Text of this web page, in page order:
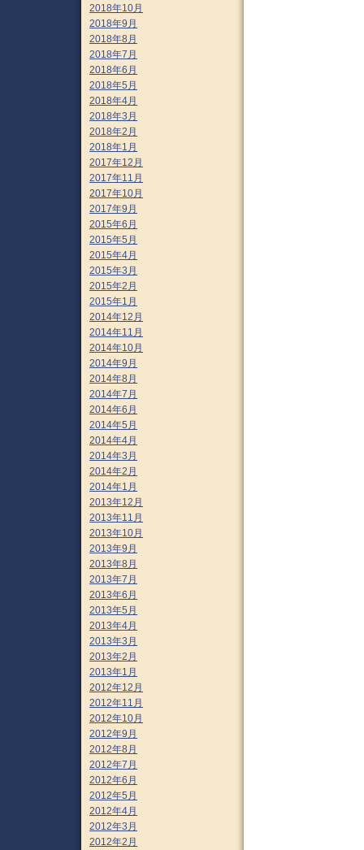
2018年10月
2018年9月
2018年8月
2018年7月
2018年6月
2018年5月
2018年4月
2018年3月
2018年2月
2018年1月
2017年12月
2017年11月
2017年10月
2017年9月
2015年6月
2015年5月
2015年4月
2015年3月
2015年2月
2015年1月
2014年12月
2014年11月
2014年10月
2014年9月
2014年8月
2014年7月
2014年6月
2014年5月
2014年4月
2014年3月
2014年2月
2014年1月
2013年12月
2013年11月
2013年10月
2013年9月
2013年8月
2013年7月
2013年6月
2013年5月
2013年4月
2013年3月
2013年2月
2013年1月
2012年12月
2012年11月
2012年10月
2012年9月
2012年8月
2012年7月
2012年6月
2012年5月
2012年4月
2012年3月
2012年2月